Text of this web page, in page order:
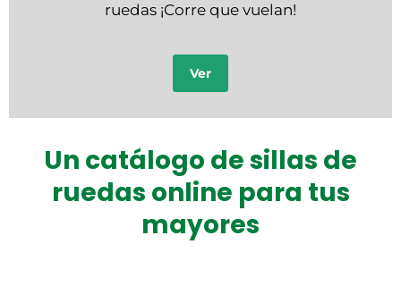
ruedas ¡Corre que vuelan!
Ver
Un catálogo de sillas de
ruedas online para tus
mayores